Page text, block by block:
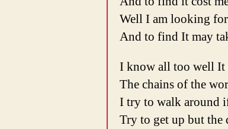
Well I am looking
And to find It may
I know all too well It
The chains of the
I try to walk around
Try to get up but the